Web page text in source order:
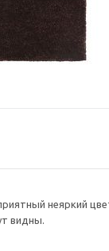
неяркий
видны.